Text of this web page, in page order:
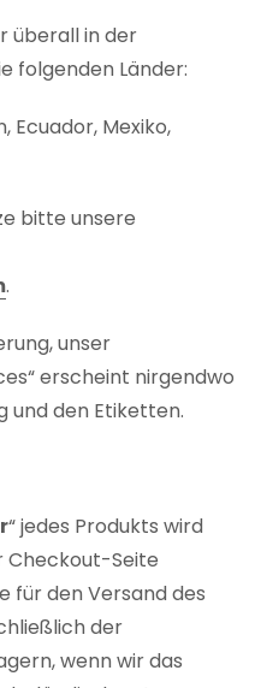
überall in der
folgenden Länder:
Ecuador, Mexiko,
bitte unsere
.
unser
erscheint nirgendwo
und den Etiketten.
“ jedes Produkts wird
Checkout-Seite
für den Versand des
der
wenn wir das